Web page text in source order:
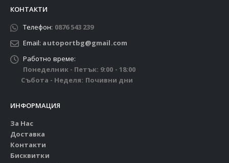
КОНТАКТИ
Телефон: 0876 543 239
Email: autoportbg@gmail.com
Работно време:
Понеделник - Петък: 9:00 - 18:00
Събота - Неделя: Почивни дни
ИНФОРМАЦИЯ
За Нас
Доставка
Контакти
Бисквитки